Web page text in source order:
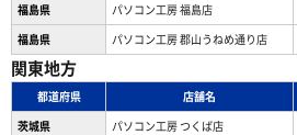
福島県
パソコン工房 福島店
福島県
パソコン工房 郡山うねめ通り店
関東地方
都道府県 店舗名
茨城県
パソコン工房 つくば店